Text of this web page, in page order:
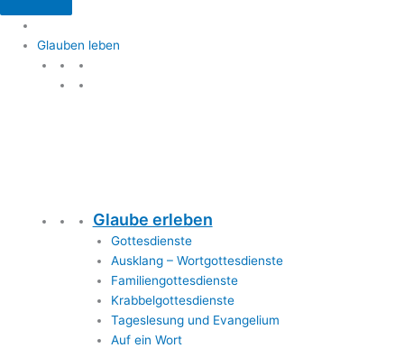
Glauben leben
Glaube erleben
Gottesdienste
Ausklang – Wortgottesdienste
Familiengottesdienste
Krabbelgottesdienste
Tageslesung und Evangelium
Auf ein Wort